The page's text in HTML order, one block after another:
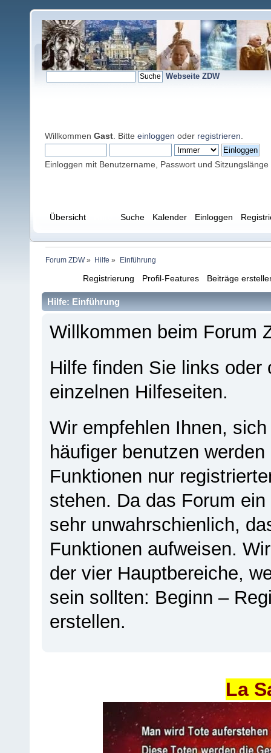
Webseite ZDW
Willkommen Gast . Bitte einloggen oder registrieren
Einloggen mit Benutzername, Passwort und Sitzungslänge
Übersicht Suche Kalender Einloggen
Forum ZDW» Hilfe » Einführung
Registrierung Profil-Features Beiträge
Hilfe: Einführung
Willkommen beim Forum
Hilfe finden Sie links
einzelnen Hilfeseiten.
Wir empfehlen Ihnen,
häufiger benutzen
Funktionen nur
stehen. Da das Forum
sehr unwahrschienlich,
Funktionen aufweisen.
der vier Hauptbereiche,
sein sollten: Beginn –
erstellen.
La